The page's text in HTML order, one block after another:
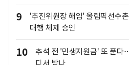
9
'추진위원장 해임' 올림픽선수
대행 체제 승인
10
추석 전 '민생지원금' 또 푼다